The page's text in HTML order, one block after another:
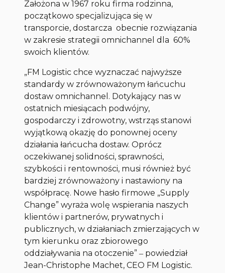
Założona w 1967 roku firma rodzinna,
początkowo specjalizująca się w
transporcie, dostarcza obecnie rozwiązania
w zakresie strategii omnichannel dla 60%
swoich klientów.
„FM Logistic chce wyznaczać najwyższe
standardy w zrównoważonym łańcuchu
dostaw omnichannel. Dotykający nas w
ostatnich miesiącach podwójny,
gospodarczy i zdrowotny, wstrząs stanowi
wyjątkową okazję do ponownej oceny
działania łańcucha dostaw. Oprócz
oczekiwanej solidności, sprawności,
szybkości i rentowności, musi również być
bardziej zrównoważony i nastawiony na
współpracę. Nowe hasło firmowe „Supply
Change” wyraża wolę wspierania naszych
klientów i partnerów, prywatnych i
publicznych, w działaniach zmierzających w
tym kierunku oraz zbiorowego
oddziaływania na otoczenie”‒ powiedział
Jean-Christophe Machet, CEO FM Logistic.